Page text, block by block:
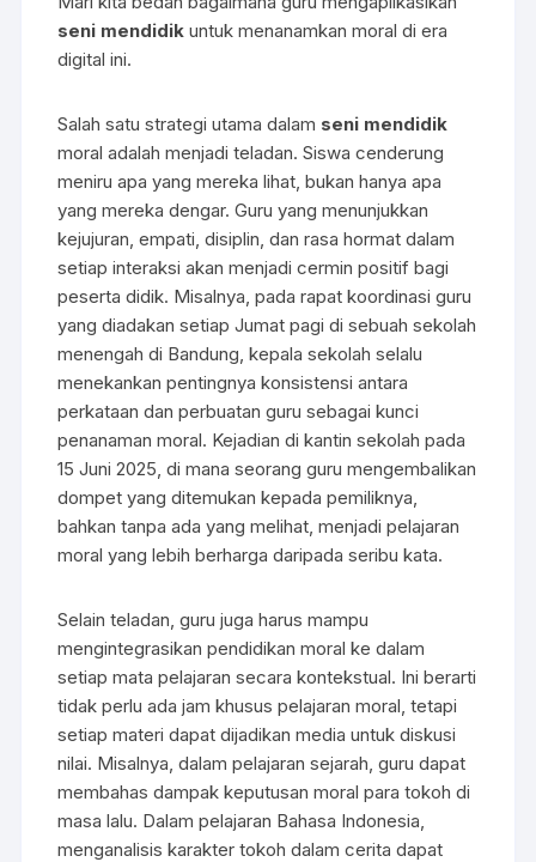
seni mendidik untuk menanamkan moral di era
digital ini.
Salah satu strategi utama dalam seni mendidik
moral adalah menjadi teladan. Siswa cenderung
meniru apa yang mereka lihat, bukan hanya apa
yang mereka dengar. Guru yang menunjukkan
kejujuran, empati, disiplin, dan rasa hormat dalam
setiap interaksi akan menjadi cermin positif bagi
peserta didik. Misalnya, pada rapat koordinasi guru
yang diadakan setiap Jumat pagi di sebuah sekolah
menengah di Bandung, kepala sekolah selalu
menekankan pentingnya konsistensi antara
perkataan dan perbuatan guru sebagai kunci
penanaman moral. Kejadian di kantin sekolah pada
15 Juni 2025, di mana seorang guru mengembalikan
dompet yang ditemukan kepada pemiliknya,
bahkan tanpa ada yang melihat, menjadi pelajaran
moral yang lebih berharga daripada seribu kata.
Selain teladan, guru juga harus mampu
mengintegrasikan pendidikan moral ke dalam
setiap mata pelajaran secara kontekstual. Ini berarti
tidak perlu ada jam khusus pelajaran moral, tetapi
setiap materi dapat dijadikan media untuk diskusi
nilai. Misalnya, dalam pelajaran sejarah, guru dapat
membahas dampak keputusan moral para tokoh di
masa lalu. Dalam pelajaran Bahasa Indonesia,
menganalisis karakter tokoh dalam cerita dapat